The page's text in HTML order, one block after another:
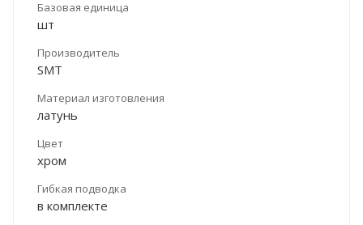
Базовая единица
шт
Производитель
SMT
Материал изготовления
латунь
Цвет
хром
Гибкая подводка
в комплекте